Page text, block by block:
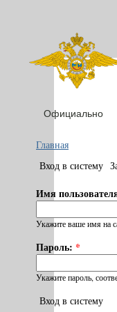
Официально
Главная
Вход в систему
Имя
Укажите ваше имя на
Пароль: *
Укажите пароль,
Вход в систему